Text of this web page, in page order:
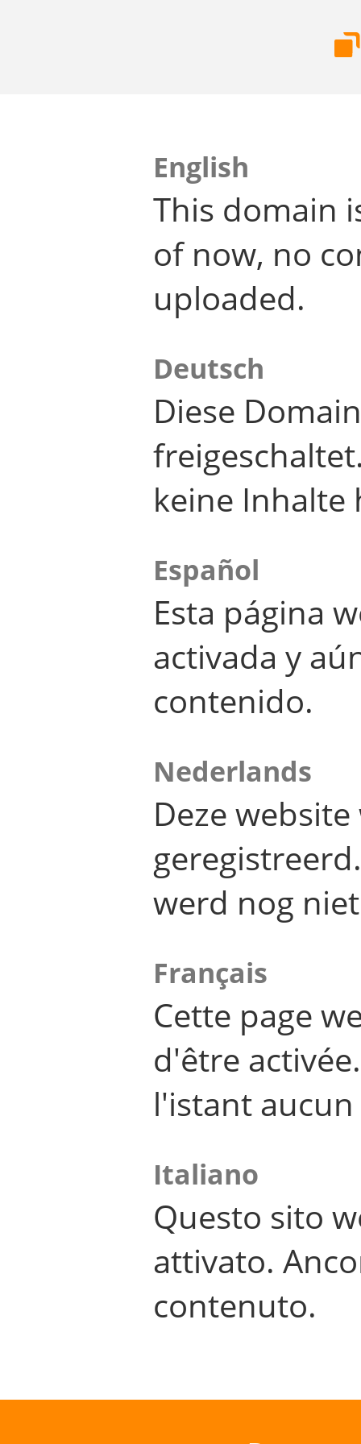
English
This domain
of now, no
uploaded.
Deutsch
Diese
keine Inhalte
Español
Esta página
activada y
contenido.
Nederlands
Deze
werd nog
Français
Cette page
d'être
l'istant
Italiano
Questo sito
attivato.
contenuto.